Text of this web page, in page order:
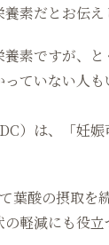
素だとお伝
素ですが、
ていない人
）は、「妊
葉酸の摂取
軽減にも役立